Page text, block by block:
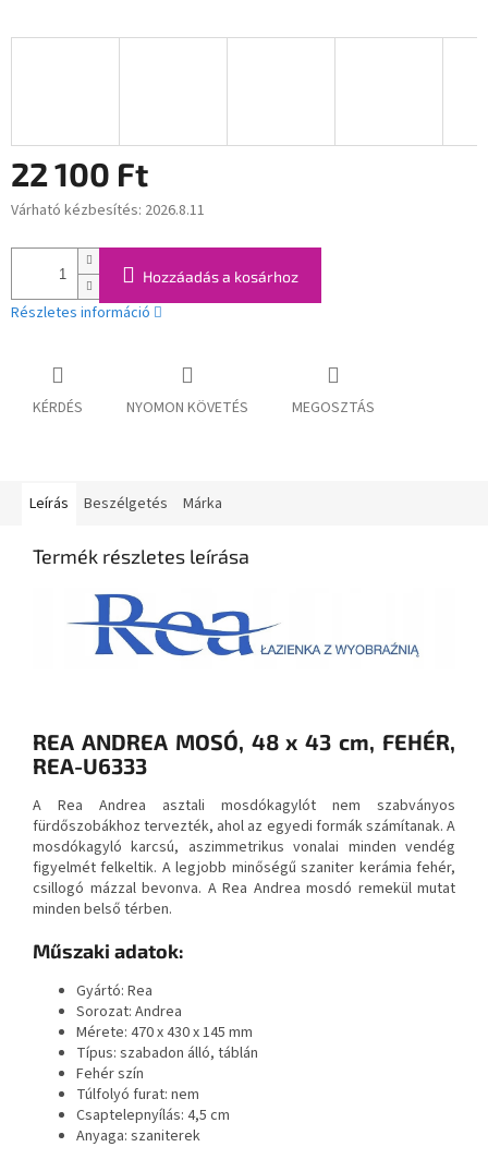
22 100 Ft
Egységár:
Várható kézbesítés: 2026.8.11
Hozzáadás a kosárhoz
Részletes információ
KÉRDÉS NYOMON KÖVETÉS MEGOSZTÁS
Leírás Beszélgetés Márka
Termék részletes leírása
REA ANDREA MOSÓ, 48 x 43 cm, FEHÉR,
REA-U6333
A Rea Andrea asztali mosdókagylót nem szabványos
fürdőszobákhoz tervezték, ahol az egyedi formák számítanak. A
mosdókagyló karcsú, aszimmetrikus vonalai minden vendég
figyelmét felkeltik. A legjobb minőségű szaniter kerámia fehér,
csillogó mázzal bevonva. A Rea Andrea mosdó remekül mutat
minden belső térben.
Műszaki adatok:
Gyártó: Rea
Sorozat: Andrea
Mérete: 470 x 430 x 145 mm
Típus: szabadon álló, táblán
Fehér szín
Túlfolyó furat: nem
Csaptelepnyílás: 4,5 cm
Anyaga: szaniterek